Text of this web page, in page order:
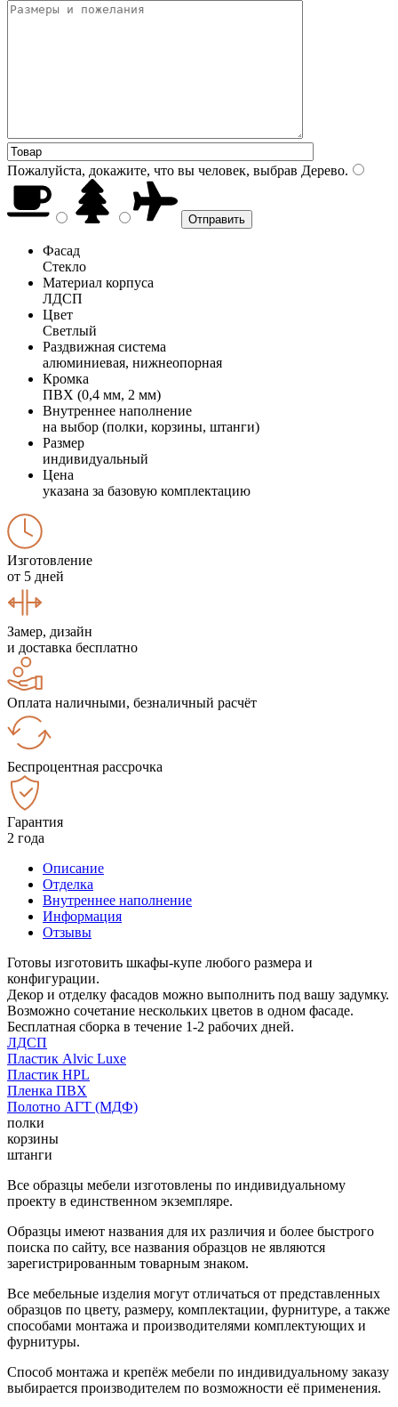
Пожалуйста, докажите, что вы человек, выбрав Дерево.
Фасад
Стекло
Материал корпуса
ЛДСП
Цвет
Светлый
Раздвижная система
алюминиевая, нижнеопорная
Кромка
ПВХ (0,4 мм, 2 мм)
Внутреннее наполнение
на выбор (полки, корзины, штанги)
Размер
индивидуальный
Цена
указана за базовую комплектацию
Изготовление
от 5 дней
Замер, дизайн
и доставка бесплатно
Оплата наличными, безналичный расчёт
Беспроцентная рассрочка
Гарантия
2 года
Описание
Отделка
Внутреннее наполнение
Информация
Отзывы
Готовы изготовить шкафы-купе любого размера и
конфигурации.
Декор и отделку фасадов можно выполнить под вашу задумку.
Возможно сочетание нескольких цветов в одном фасаде.
Бесплатная сборка в течение 1-2 рабочих дней.
ЛДСП
Пластик Alvic Luxe
Пластик HPL
Пленка ПВХ
Полотно АГТ (МДФ)
полки
корзины
штанги
Все образцы мебели изготовлены по индивидуальному
проекту в единственном экземпляре.
Образцы имеют названия для их различия и более быстрого
поиска по сайту, все названия образцов не являются
зарегистрированным товарным знаком.
Все мебельные изделия могут отличаться от представленных
образцов по цвету, размеру, комплектации, фурнитуре, а также
способами монтажа и производителями комплектующих и
фурнитуры.
Способ монтажа и крепёж мебели по индивидуальному заказу
выбирается производителем по возможности её применения.